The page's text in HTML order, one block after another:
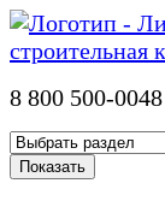
8 800 500-0048